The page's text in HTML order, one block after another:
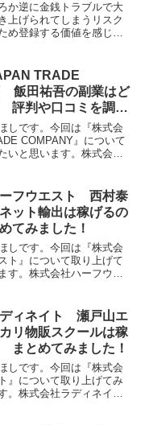
か逆に金銭トラブルで大
上げられてしまうリスク
め登録する価値を感じら
TRADE
飯田祐吾の副業はど
評判や口コミを調査
しです。今回は『株式会
COMPANY』について
いと思います。株式会社
です...
フウエスト 西村泰
ット輸出は稼げるの
てみました！
しです。今回は『株式会
ト』について取り上げて
す。株式会社ハーフウエ
していきたいと思いま
法に基づく表...
ィネイト 瀬戸山エ
リ物販スクールは稼
まとめてみました！
しです。今回は『株式会
』について取り上げてみ
。株式会社ラディネイト